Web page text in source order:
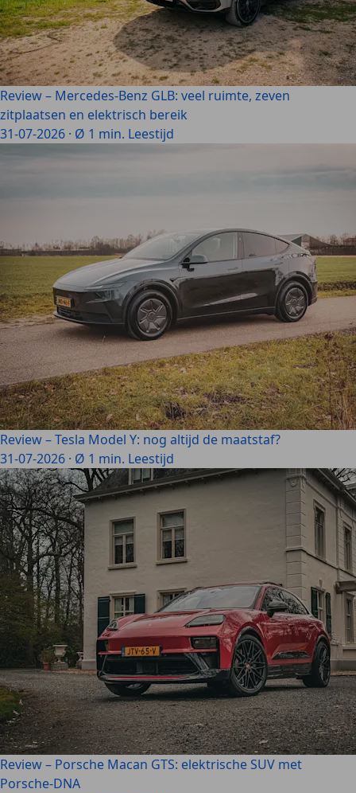
Review – Mercedes-Benz GLB: veel ruimte, zeven
zitplaatsen en elektrisch bereik
31-07-2026 · Ø 1 min. Leestijd
Review – Tesla Model Y: nog altijd de maatstaf?
31-07-2026 · Ø 1 min. Leestijd
Review – Porsche Macan GTS: elektrische SUV met
Porsche-DNA